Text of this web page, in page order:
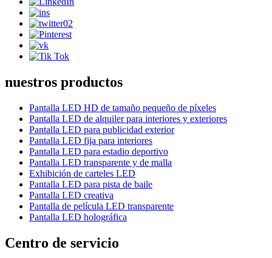
nuestros productos
Pantalla LED HD de tamaño pequeño de píxeles
Pantalla LED de alquiler para interiores y exteriores
Pantalla LED para publicidad exterior
Pantalla LED fija para interiores
Pantalla LED para estadio deportivo
Pantalla LED transparente y de malla
Exhibición de carteles LED
Pantalla LED para pista de baile
Pantalla LED creativa
Pantalla de película LED transparente
Pantalla LED holográfica
Centro de servicio